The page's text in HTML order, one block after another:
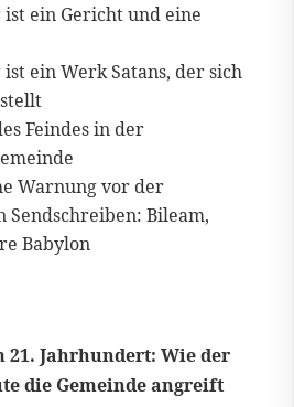
ein Gericht und eine
ein Werk Satans, der sich
Feindes in der
Warnung vor der
Bileam,
Babylon
Jahrhundert: Wie der
die Gemeinde angreift